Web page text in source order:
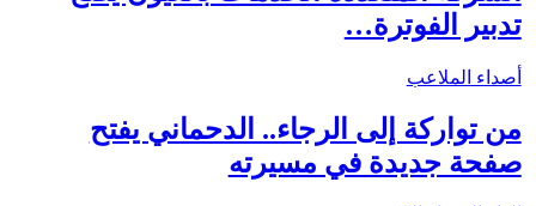
تدبير الفوترة…
أصداء الملاعب
من تواركة إلى الرجاء.. الدحماني يفتح
صفحة جديدة في مسيرته